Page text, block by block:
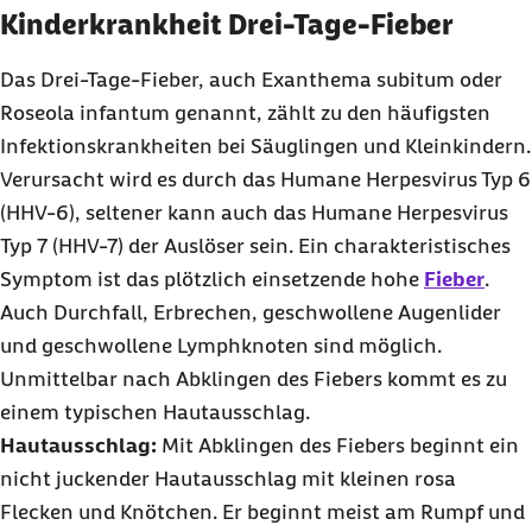
Kinderkrankheit Drei-Tage-Fieber
Das Drei-Tage-Fieber, auch Exanthema subitum oder
Roseola infantum genannt, zählt zu den häufigsten
Infektionskrankheiten bei Säuglingen und Kleinkindern.
Verursacht wird es durch das Humane Herpesvirus Typ 6
(HHV-6), seltener kann auch das Humane Herpesvirus
Typ 7 (HHV-7) der Auslöser sein. Ein charakteristisches
Symptom ist das plötzlich einsetzende hohe Fieber.
Auch Durchfall, Erbrechen, geschwollene Augenlider
und geschwollene Lymphknoten sind möglich.
Unmittelbar nach Abklingen des Fiebers kommt es zu
einem typischen Hautausschlag.
Hautausschlag: Mit Abklingen des Fiebers beginnt ein
nicht juckender Hautausschlag mit kleinen rosa
Flecken und Knötchen. Er beginnt meist am Rumpf und